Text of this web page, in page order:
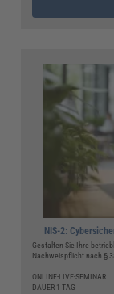
NIS-2:
Gestalten Sie Ihre
Nachweispflicht nach §
ONLINE-LIVE-SEMINAR
DAUER 1 TAG